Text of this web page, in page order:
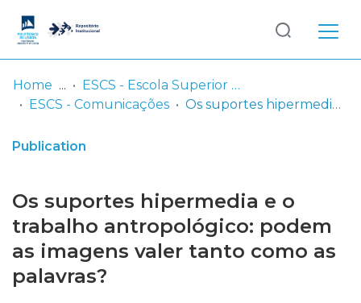
& Collections
Statistics
Log
In
Home
ESCS - Escola Superior de Comunicação Social
ESCS - Comunicações
Os suportes hipermedia e o trabalho antropológico: podem as imagens valer tanto como as palavras?
Publication
Os suportes hipermedia e o
trabalho antropológico: podem
as imagens valer tanto como as
palavras?